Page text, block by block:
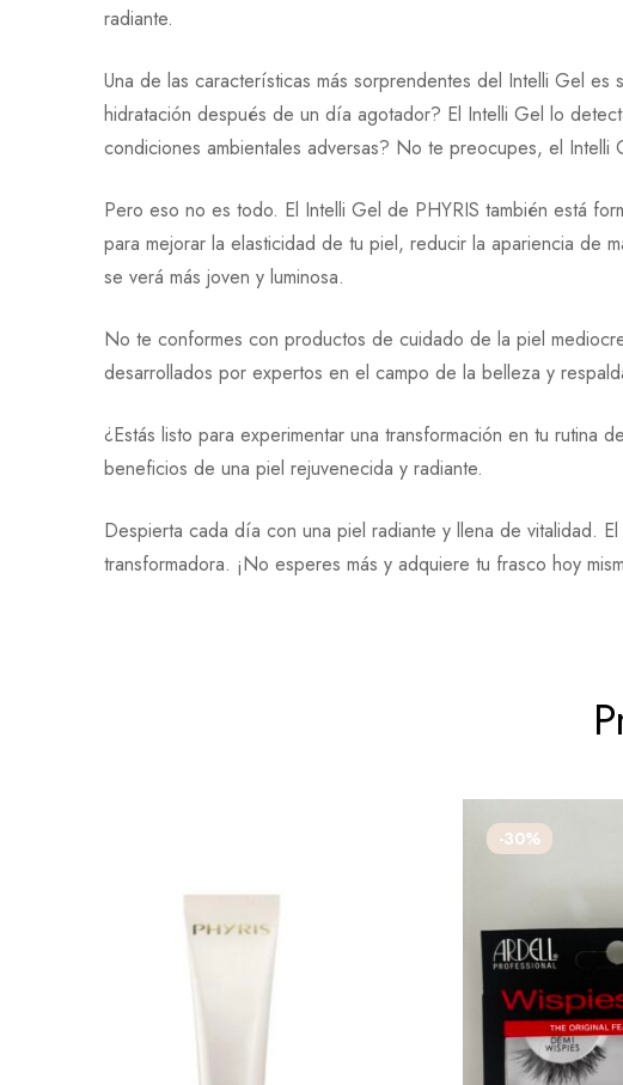
radiante.
Una de las características más sorprendentes del Intelli Gel
hidratación después de un día agotador? El Intelli Gel lo
condiciones ambientales adversas? No te preocupes, el
Pero eso no es todo. El Intelli Gel de PHYRIS también está
para mejorar la elasticidad de tu piel, reducir la apariencia de
se verá más joven y luminosa.
No te conformes con productos de cuidado de la piel
desarrollados por expertos en el campo de la belleza y
¿Estás listo para experimentar una transformación en tu
beneficios de una piel rejuvenecida y radiante.
Despierta cada día con una piel radiante y llena de vitalidad.
transformadora. ¡No esperes más y adquiere tu frasco hoy
-30%